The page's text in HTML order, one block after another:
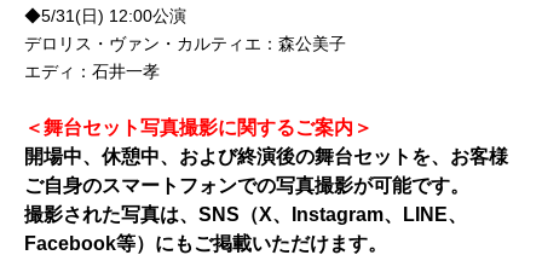
◆5/31(日) 12:00公演
デロリス・ヴァン・カルティエ：森公美子
エディ：石井一孝
＜舞台セット写真撮影に関するご案内＞
開場中、休憩中、および終演後の舞台セットを、お客様
ご自身のスマートフォンでの写真撮影が可能です。
撮影された写真は、SNS（X、Instagram、LINE、
Facebook等）にもご掲載いただけます。